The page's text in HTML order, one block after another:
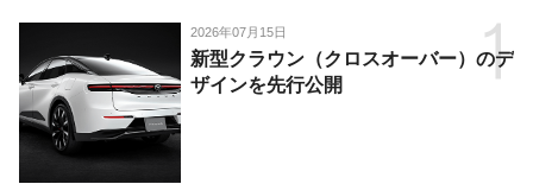
2026年07月15日
新型クラウン（クロスオーバー）のデ
ザインを先行公開